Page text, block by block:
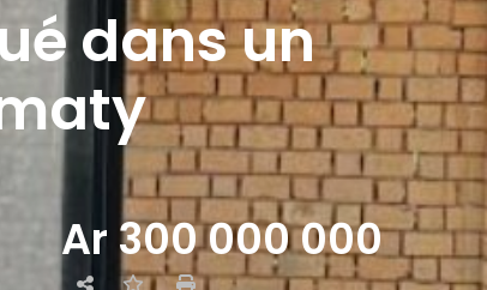
dans un
Ar 300 000 000